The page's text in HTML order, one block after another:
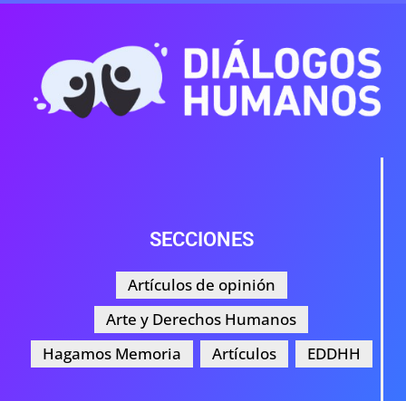
SECCIONES
Artículos de opinión
Arte y Derechos Humanos
Hagamos Memoria
Artículos EDDHH